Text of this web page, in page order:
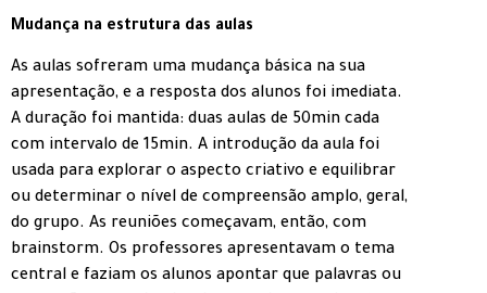
Mudança na estrutura das aulas
As aulas sofreram uma mudança básica na sua
apresentação, e a resposta dos alunos foi imediata.
A duração foi mantida: duas aulas de 50min cada
com intervalo de 15min. A introdução da aula foi
usada para explorar o aspecto criativo e equilibrar
ou determinar o nível de compreensão amplo, geral,
do grupo. As reuniões começavam, então, com
brainstorm. Os professores apresentavam o tema
central e faziam os alunos apontar que palavras ou